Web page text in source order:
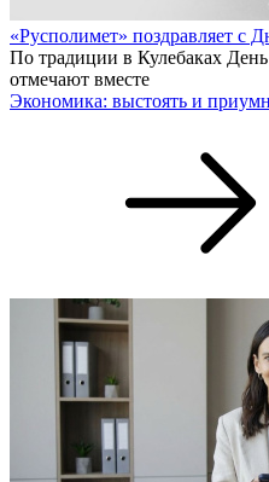
«Русполимет» поздравляет с
По традиции в Кулебаках
отмечают вместе
Экономика: выстоять и